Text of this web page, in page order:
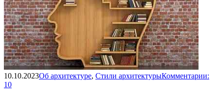
10.10.2023Об архитектуре, Стили архитектурыКомментарии:
10